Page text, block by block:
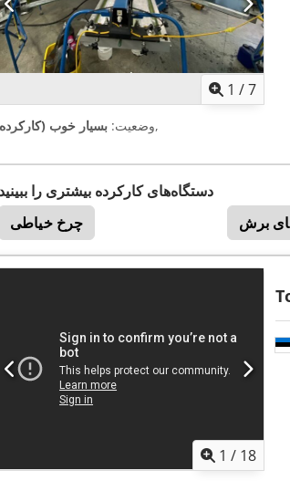
1 /7
وضعیت: بسیار خوب ,
دستگاه‌های کارکرده بیشتری را
چرخ خیاطی
برش
1 / 18